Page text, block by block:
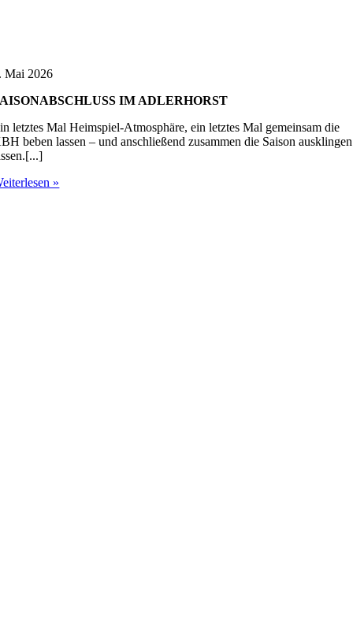
Mai 2026
IM ADLERHORST
letztes Mal Heimspiel-Atmosphäre, ein letztes Mal gemeinsam die
beben lassen – und anschließend zusammen die Saison ausklingen
»